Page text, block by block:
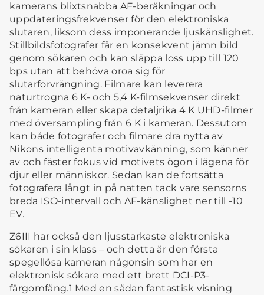
kamerans blixtsnabba AF-beräkningar och
uppdateringsfrekvenser för den elektroniska
slutaren, liksom dess imponerande ljuskänslighet.
Stillbildsfotografer får en konsekvent jämn bild
genom sökaren och kan släppa loss upp till 120
bps utan att behöva oroa sig för
slutarförvrängning. Filmare kan leverera
naturtrogna 6 K- och 5,4 K-filmsekvenser direkt
från kameran eller skapa detaljrika 4 K UHD-filmer
med översampling från 6 K i kameran. Dessutom
kan både fotografer och filmare dra nytta av
Nikons intelligenta motivavkänning, som känner
av och fäster fokus vid motivets ögon i lägena för
djur eller människor. Sedan kan de fortsätta
fotografera långt in på natten tack vare sensorns
breda ISO-intervall och AF-känslighet ner till -10
EV.
Z6III har också den ljusstarkaste elektroniska
sökaren i sin klass – och detta är den första
spegellösa kameran någonsin som har en
elektronisk sökare med ett brett DCI-P3-
färgomfång.1 Med en sådan fantastisk visning